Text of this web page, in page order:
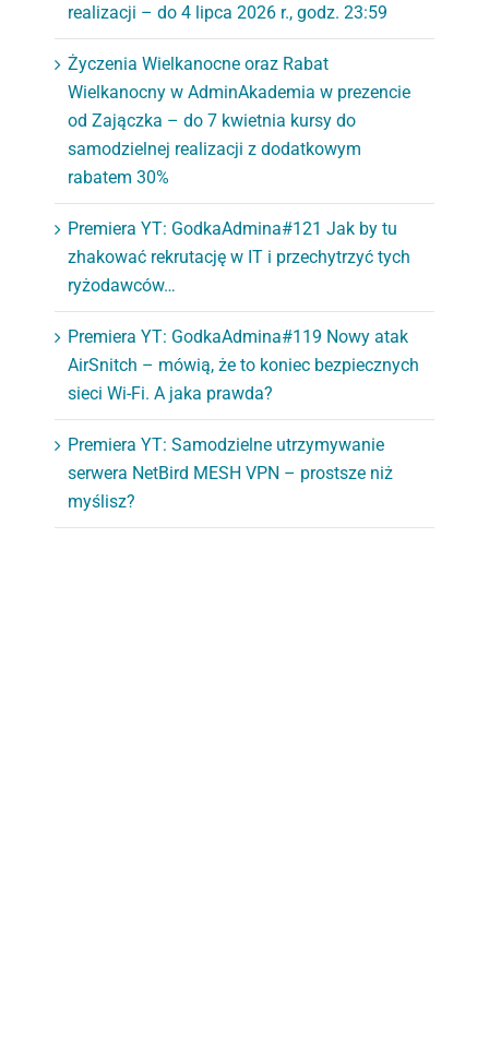
realizacji – do 4 lipca 2026 r., godz. 23:59
Życzenia Wielkanocne oraz Rabat
Wielkanocny w AdminAkademia w prezencie
od Zajączka – do 7 kwietnia kursy do
samodzielnej realizacji z dodatkowym
rabatem 30%
Premiera YT: GodkaAdmina#121 Jak by tu
zhakować rekrutację w IT i przechytrzyć tych
ryżodawców…
Premiera YT: GodkaAdmina#119 Nowy atak
AirSnitch – mówią, że to koniec bezpiecznych
sieci Wi-Fi. A jaka prawda?
Premiera YT: Samodzielne utrzymywanie
serwera NetBird MESH VPN – prostsze niż
myślisz?